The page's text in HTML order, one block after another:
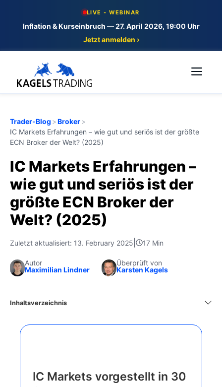
LIVE - WEBINAR
Inflation & Kurseinbruch — 27. April 2026, 19:00 Uhr
Jetzt anmelden ›
Trader-Blog >Broker>
IC Markets Erfahrungen – wie gut und seriös ist der größte
ECN Broker der Welt? (2025)
IC Markets Erfahrungen –
wie gut und seriös ist der
größte ECN Broker der
Welt? (2025)
Zuletzt aktualisiert: 13. February 2025 17 Min
Autor
Maximilian Lindner
Überprüft von
Karsten Kagels
Inhaltsverzeichnis
IC Markets vorgestellt in 30